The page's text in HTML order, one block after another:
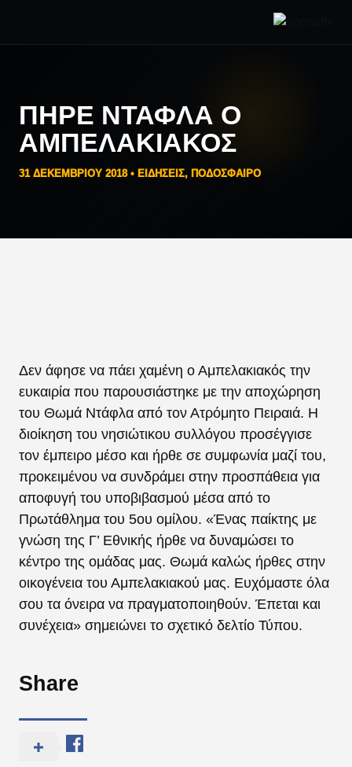
ΠΉΡΕ ΝΤΆΦΛΑ Ο
ΑΜΠΕΛΑΚΙΑΚΌΣ
31 ΔΕΚΕΜΒΡΊΟΥ 2018 • ΕΙΔΗΣΕΙΣ, ΠΟΔΟΣΦΑΙΡΟ
Δεν άφησε να πάει χαμένη ο Αμπελακιακός την
ευκαιρία που παρουσιάστηκε με την αποχώρηση
του Θωμά Ντάφλα από τον Ατρόμητο Πειραιά. Η
διοίκηση του νησιώτικου συλλόγου προσέγγισε
τον έμπειρο μέσο και ήρθε σε συμφωνία μαζί του,
προκειμένου να συνδράμει στην προσπάθεια για
αποφυγή του υποβιβασμού μέσα από το
Πρωτάθλημα του 5ου ομίλου. «Ένας παίκτης με
γνώση της Γ’ Εθνικής ήρθε να δυναμώσει το
κέντρο της ομάδας μας. Θωμά καλώς ήρθες στην
οικογένεια του Αμπελακιακού μας. Ευχόμαστε όλα
σου τα όνειρα να πραγματοποιηθούν. Έπεται και
συνέχεια» σημειώνει το σχετικό δελτίο Τύπου.
Share